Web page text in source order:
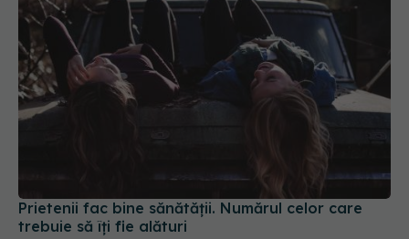
Prietenii fac bine sănătății. Numărul celor care
trebuie să îți fie alături